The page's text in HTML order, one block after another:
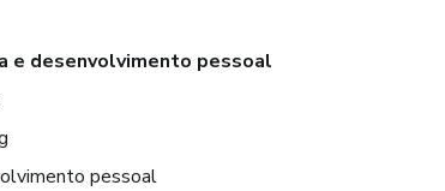
e desenvolvimento pessoal
pessoal